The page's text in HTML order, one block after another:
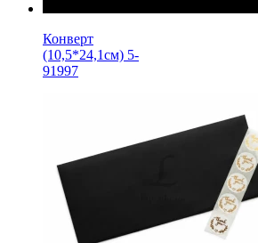
Конверт
(10,5*24,1см) 5-
91997